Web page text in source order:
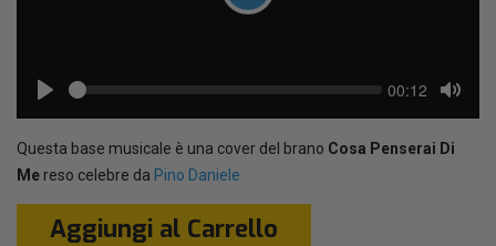
Play
Seek Current
00:12
Mute
Questa base musicale è una cover del brano Cosa Penserai Di
Me reso celebre da Pino Daniele
Aggiungi al Carrello